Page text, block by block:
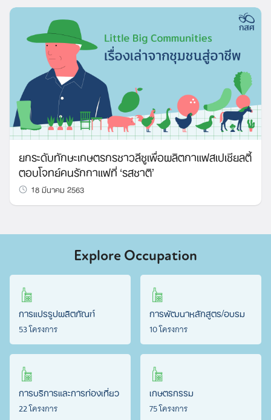
ยกระดับทักษะเกษตรกรชาวลีซูเพื่อผลิตกาแฟสเปเชียลตี้
ตอบโจทย์คนรักกาแฟที่ ‘รสชาติ’
18 มีนาคม 2563
Explore Occupation
การแปรรูปผลิตภัณฑ์
53 โครงการ
การพัฒนาหลักสูตร/อบรม
10 โครงการ
การบริการและการท่องเที่ยว
22 โครงการ
เกษตรกรรม
75 โครงการ